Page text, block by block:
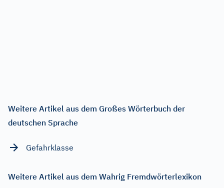
Weitere Artikel aus dem Großes Wörterbuch der
deutschen Sprache
Gefahrklasse
Weitere Artikel aus dem Wahrig Fremdwörterlexikon